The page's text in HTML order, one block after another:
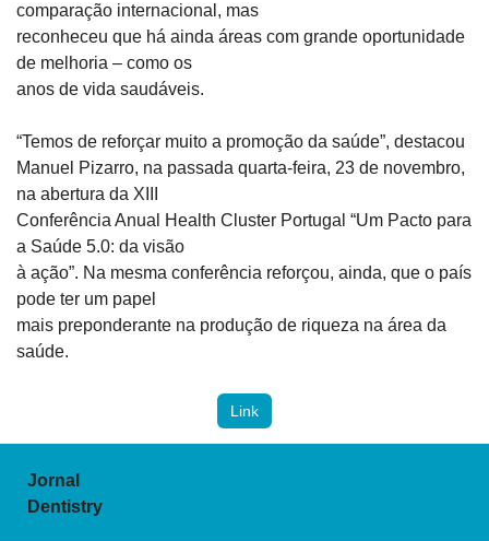
comparação internacional, mas
reconheceu que há ainda áreas com grande oportunidade
de melhoria – como os
anos de vida saudáveis.
“Temos de reforçar muito a promoção da saúde”, destacou
Manuel Pizarro, na passada quarta-feira, 23 de novembro,
na abertura da XIII
Conferência Anual Health Cluster Portugal “Um Pacto para
a Saúde 5.0: da visão
à ação”. Na mesma conferência reforçou, ainda, que o país
pode ter um papel
mais preponderante na produção de riqueza na área da
saúde.
Link
Jornal
Dentistry